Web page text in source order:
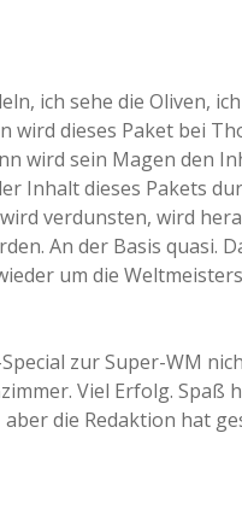
a
d
e
ich sehe die Oliven,
wird dieses Paket bei
wird sein Magen den
Inhalt dieses Pakets
verdunsten, wird
An der Basis quasi.
um die
zur Super-WM
Viel Erfolg. Spaß
die Redaktion hat